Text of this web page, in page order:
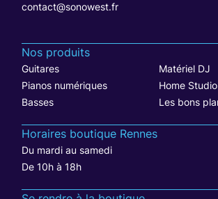
contact@sonowest.fr
Nos produits
Guitares
Matériel DJ
Pianos numériques
Home Studio
Basses
Les bons
Horaires boutique Rennes
Du mardi au samedi
De 10h à 18h